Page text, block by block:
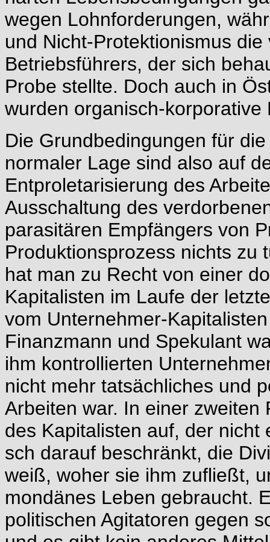
wegen Lohnforderungen,
und Nicht-Protektionismus
Betriebsführers, der sich
Probe stellte. Doch auch in
wurden organisch-
Die Grundbedingungen für
normaler Lage sind also auf
Entproletarisierung des
Ausschaltung des
parasitären Empfängers von
Produktionsprozess nichts zu
hat man zu Recht von einer
Kapitalisten im Laufe der
vom Unternehmer-
Finanzmann und Spekulant
ihm kontrollierten
nicht mehr tatsächliches und
Arbeiten war. In einer zweiten
des Kapitalisten auf, der
sch darauf beschränkt, die
weiß, woher sie ihm zufließt,
mondänes Leben gebraucht.
politischen Agitatoren gegen